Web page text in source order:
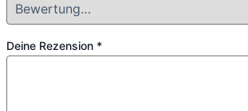
Deine Rezension *